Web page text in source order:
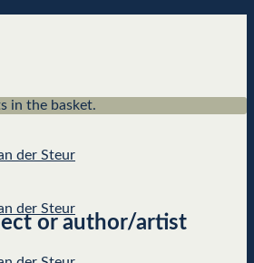
in the basket.
or author/artist